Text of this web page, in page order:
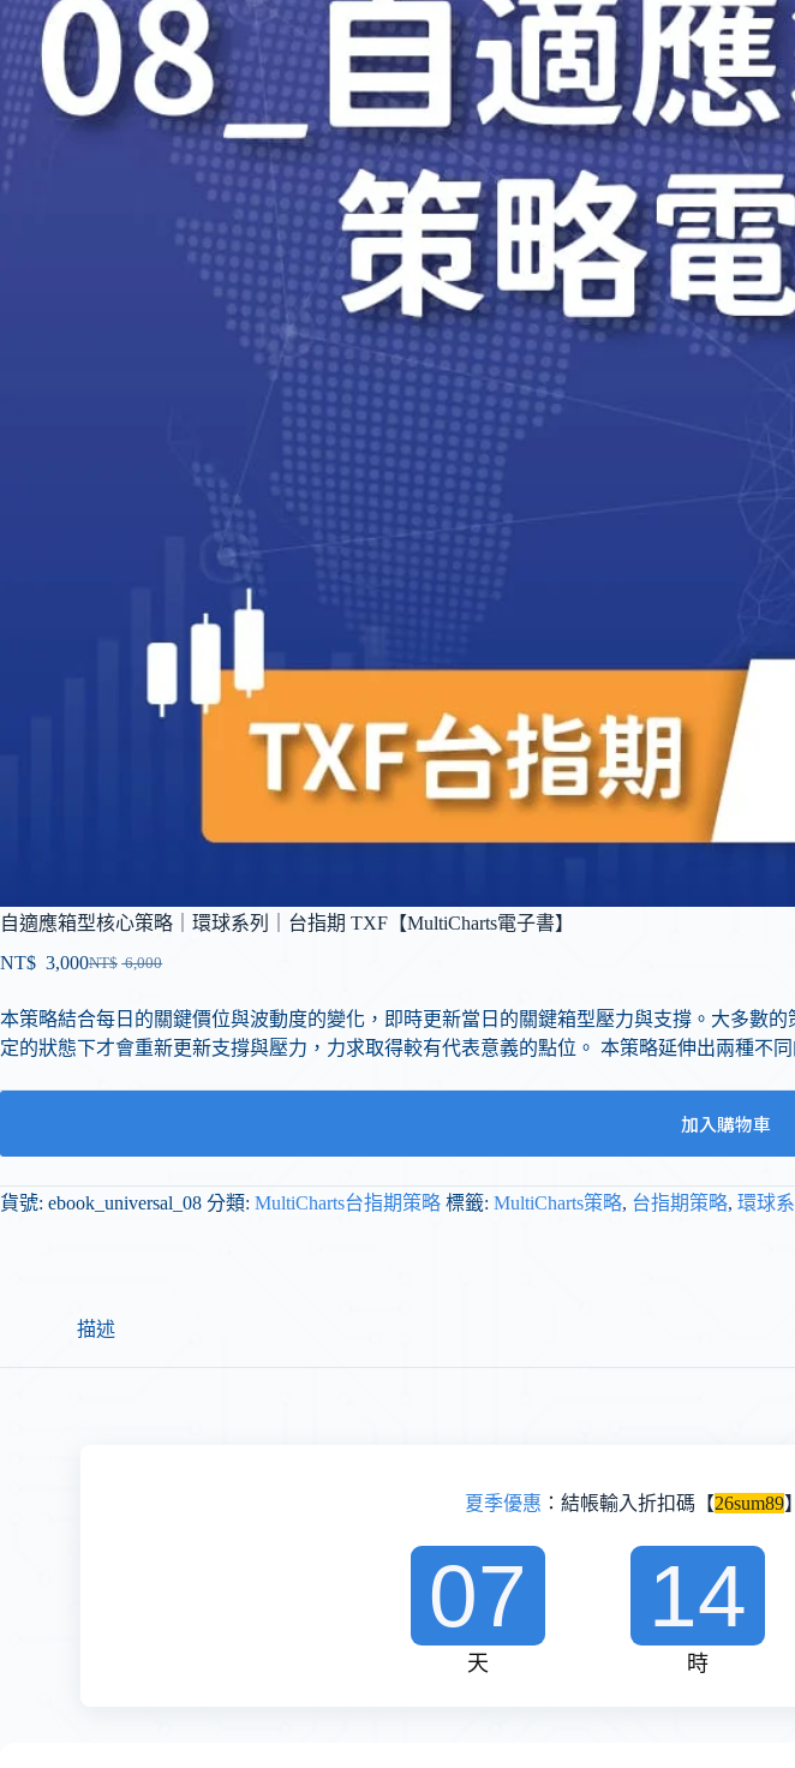
自適應箱型核心策略｜環球系列｜台指期 TXF【MultiCharts電子書】
NT$ 6,000
NT$ 3,000
本策略結合每日的關鍵價位與波動度的變化，即時更新當日的關鍵箱型壓力與支撐。大多數
定的狀態下才會重新更新支撐與壓力，力求取得較有代表意義的點位。 本策略延伸出兩種不
加入購物車
貨號: ebook_universal_08 分類: MultiCharts台指期策略 標籤: MultiCharts策略, 台指期策略, 環球系
描述
夏季優惠 ：結帳輸入折扣碼【26sum89
07
天
14
時